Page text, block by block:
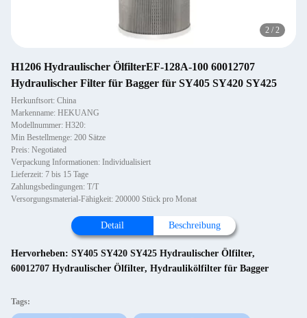
2 / 2
H1206 Hydraulischer ÖlfilterEF-128A-100 60012707
Hydraulischer Filter für Bagger für SY405 SY420 SY425
Herkunftsort: China
Markenname: HEKUANG
Modellnummer: H320:
Min Bestellmenge: 200 Sätze
Preis: Negotiated
Verpackung Informationen: Individualisiert
Lieferzeit: 7 bis 15 Tage
Zahlungsbedingungen: T/T
Versorgungsmaterial-Fähigkeit: 200000 Stück pro Monat
Detail Beschreibung
Hervorheben: SY405 SY420 SY425 Hydraulischer Ölfilter,
60012707 Hydraulischer Ölfilter, Hydraulikölfilter für Bagger
Tags: